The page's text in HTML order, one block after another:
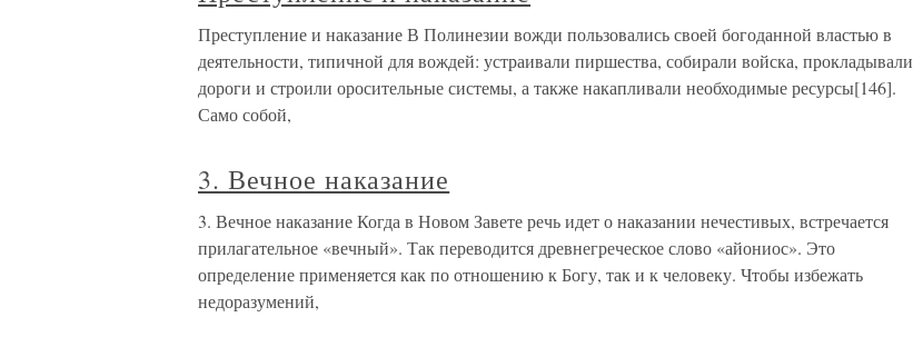
Преступление и наказание В Полинезии вожди пользовались своей богоданной властью в
деятельности, типичной для вождей: устраивали пиршества, собирали войска, прокладывали
дороги и строили оросительные системы, а также накапливали необходимые ресурсы[146].
Само собой,
3. Вечное наказание
3. Вечное наказание Когда в Новом Завете речь идет о наказании нечестивых, встречается
прилагательное «вечный». Так переводится древнегреческое слово «айониос». Это
определение применяется как по отношению к Богу, так и к человеку. Чтобы избежать
недоразумений,